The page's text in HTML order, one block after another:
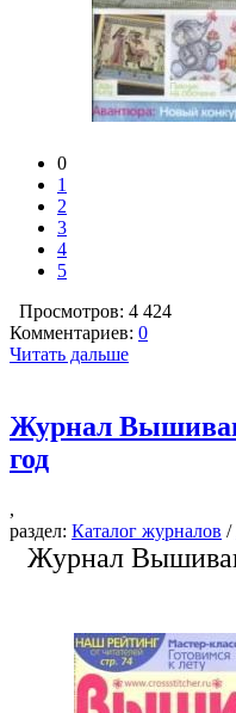
0
1
2
3
4
5
Просмотров: 4 424
Комментариев: 0
Читать дальше
Журнал
год
,
раздел: Каталог журналов /
Журнал